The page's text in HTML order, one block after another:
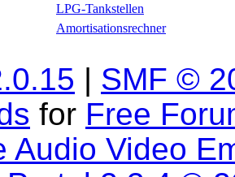
LPG-Tankstellen
Amortisationsrechner
| SMF ©
for Free
Audio Video